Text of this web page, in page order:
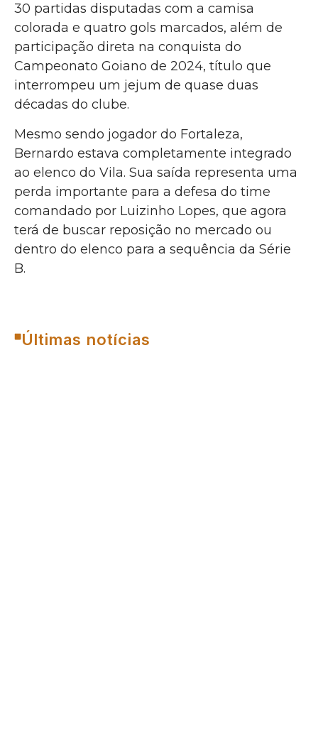
30 partidas disputadas com a camisa
colorada e quatro gols marcados, além de
participação direta na conquista do
Campeonato Goiano de 2024, título que
interrompeu um jejum de quase duas
décadas do clube.
Mesmo sendo jogador do Fortaleza,
Bernardo estava completamente integrado
ao elenco do Vila. Sua saída representa uma
perda importante para a defesa do time
comandado por Luizinho Lopes, que agora
terá de buscar reposição no mercado ou
dentro do elenco para a sequência da Série
B.
Últimas notícias